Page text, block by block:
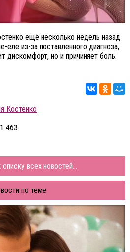
ещё несколько недель назад
еле из-за поставленного диагноза,
дискомфорт, но и причиняет боль.
Костенко
463
списку всех новостей...
по теме